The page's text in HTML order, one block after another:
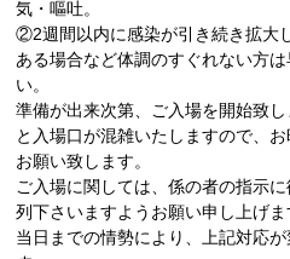
気・嘔吐。
②2週間以内に感染が引き続き拡大
ある場合など体調のすぐれない方
い。
準備が出来次第、ご入場を開始致
と入場口が混雑いたしますので、
お願い致します。
ご入場に関しては、係の者の指示
列下さいますようお願い申し上げま
当日までの情勢により、上記対応